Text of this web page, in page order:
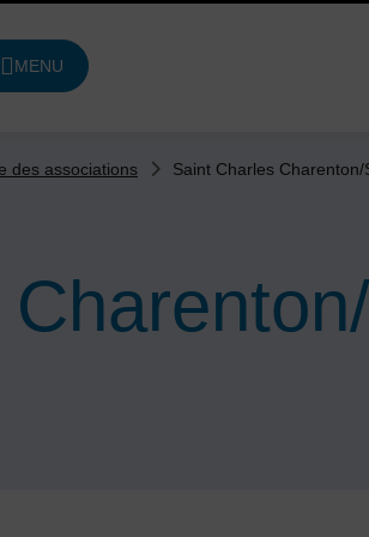
MENU
DE NAVIGATION PRINCIPALE
des associations Saint Charles